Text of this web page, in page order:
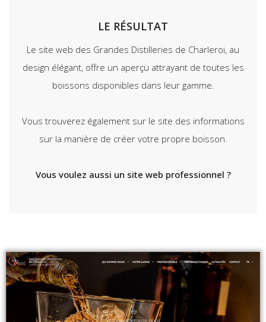
LE RÉSULTAT
Le site web des Grandes Distilleries de Charleroi, au
design élégant, offre un aperçu attrayant de toutes les
boissons disponibles dans leur gamme.
Vous trouverez également sur le site des informations
sur la manière de créer votre propre boisson.
Vous voulez aussi un site web professionnel ?